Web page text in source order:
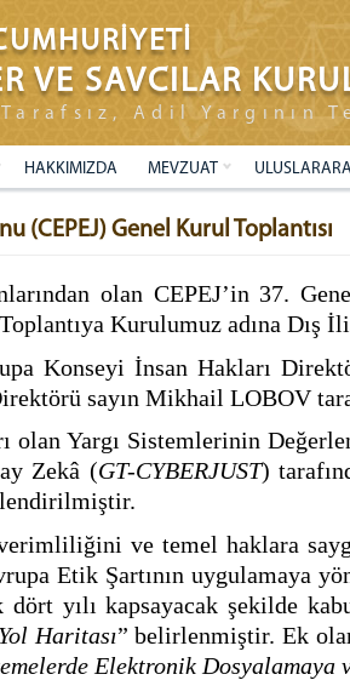
VE SAVCILAR
Tarafsız, Adil Yargının
HAKKIMIZDA MEVZUAT
Genel Kurul Toplantısı
olan CEPEJ’in 37.
Toplantıya Kurulumuz adına Dış
Konseyi İnsan Hakları
sayın Mikhail LOBOV
olan Yargı Sistemlerinin
Zekâ (GT-CYBERJUST)
ve temel haklara
Etik Şartının uygulamaya
dört yılı kapsayacak şekilde
Haritası” belirlenmiştir. Ek
Elektronik